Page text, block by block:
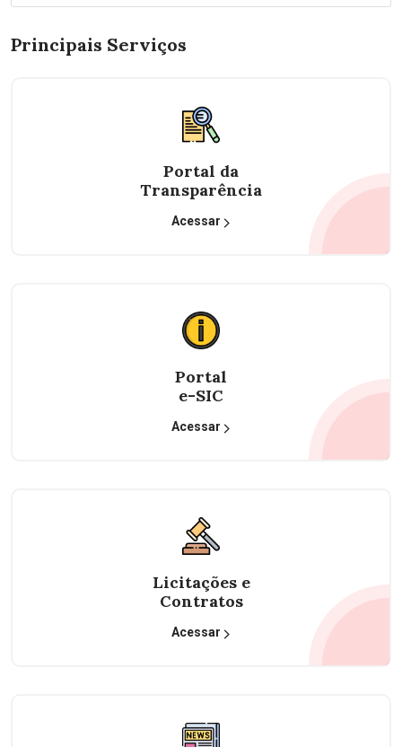
Principais Serviços
Portal da
Transparência
Acessar
Portal
e-SIC
Acessar
Licitações e
Contratos
Acessar